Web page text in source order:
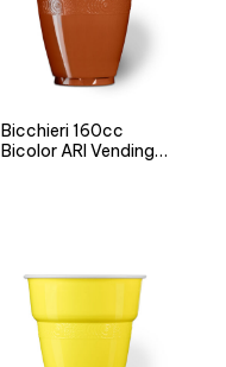
Bicchieri 160cc
Bicolor ARI Vending